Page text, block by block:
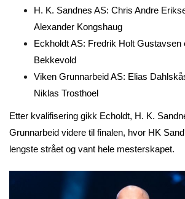
H. K. Sandnes AS: Chris Andre
Alexander Kongshaug
Eckholdt AS: Fredrik Holt Gustavsen
Bekkevold
Viken Grunnarbeid AS: Elias
Niklas Trosthoel
Etter kvalifisering gikk Echoldt, H. K.
Grunnarbeid videre til finalen, hvor HK
lengste strået og vant hele mesterskapet.